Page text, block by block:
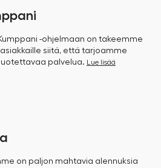
-ohjelmaan on takeemme
siitä, että tarjoamme
palvelua. Lue lisää
on paljon mahtavia alennuksia